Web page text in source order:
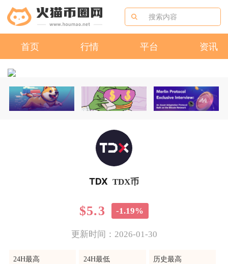
首页 行情 平台 资讯
TDX TDX币
$5.3 -1.19%
更新时间：2026-01-30
24H最高
24H最低
历史最高